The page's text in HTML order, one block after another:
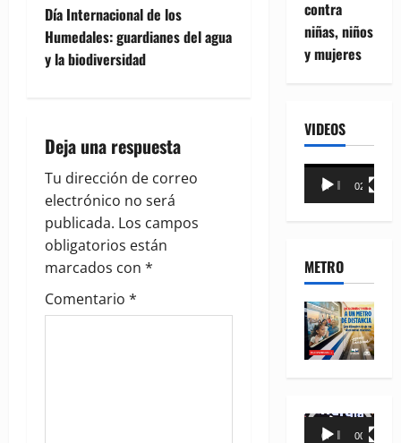
t
n
v
i
g
a
t
i
Día Internacional de los
Humedales: guardianes del agua
y la biodiversidad
Deja una respuesta
Tu dirección de correo
electrónico no será
publicada. Los campos
obligatorios están
marcados con *
Comentario *
contra
niñas, niños
y mujeres
VIDEOS
Reproductor
00:00 02:18
METRO
Reproductor
00:00 00:35